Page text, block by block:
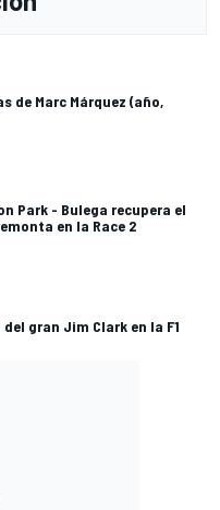
de Marc Márquez (año,
Park - Bulega recupera el
en la Race 2
gran Jim Clark en la F1